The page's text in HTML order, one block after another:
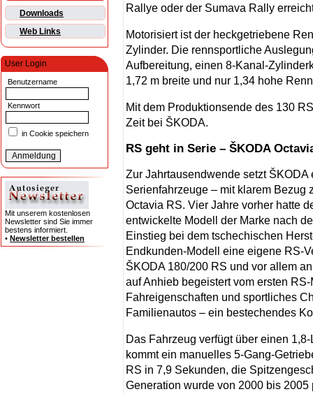
Downloads
Web Links
User Login
Benutzername
Kennwort
in Cookie speichern
Mit unserem kostenlosen
Newsletter sind Sie immer
bestens informiert.
• Newsletter bestellen
Rallye oder der Sumava Rally
Motorisiert ist der heckgetriebene
Zylinder. Die rennsportliche
Aufbereitung, einen 8-Kanal-
1,72 m breite und nur 1,34 hohe
Mit dem Produktionsende des 130
Zeit bei ŠKODA.
RS geht in Serie – ŠKODA
Zur Jahrtausendwende setzt
Serienfahrzeuge – mit klarem Bezug
Octavia RS. Vier Jahre vorher hatte
entwickelte Modell der Marke nach
Einstieg bei dem tschechischen
Endkunden-Modell eine eigene RS-
ŠKODA 180/200 RS und vor allem
auf Anhieb begeistert vom ersten
Fahreigenschaften und sportliches
Familienautos – ein bestechendes
Das Fahrzeug verfügt über einen
kommt ein manuelles 5-Gang-
RS in 7,9 Sekunden, die
Generation wurde von 2000 bis 2005